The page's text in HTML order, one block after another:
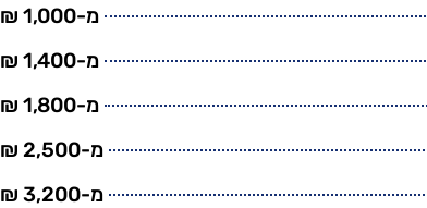
מ-1,000 ₪
מ-1,400 ₪
מ-1,800 ₪
מ-2,500 ₪
מ-3,200 ₪
"החלטתי לנסות את טופ
המלצות טובות, ולא
התאכזבתי. הצוות הגיע
בזמן, היה מאוד מקצועי